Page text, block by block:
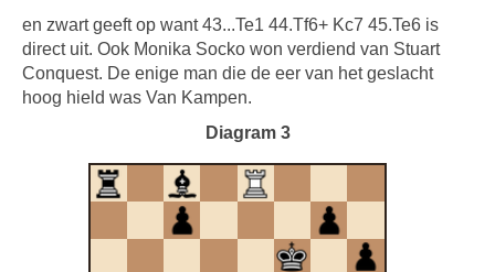
en zwart geeft op want 43...Te1 44.Tf6+ Kc7 45.Te6 is
direct uit. Ook Monika Socko won verdiend van Stuart
Conquest. De enige man die de eer van het geslacht
hoog hield was Van Kampen.
Diagram 3